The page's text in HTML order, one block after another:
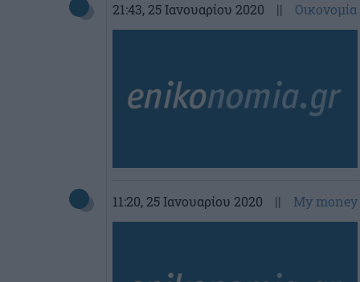
21:43, 25 Ιανουαρίου 2020 || Οικονομία
11:20, 25 Ιανουαρίου 2020 || My money